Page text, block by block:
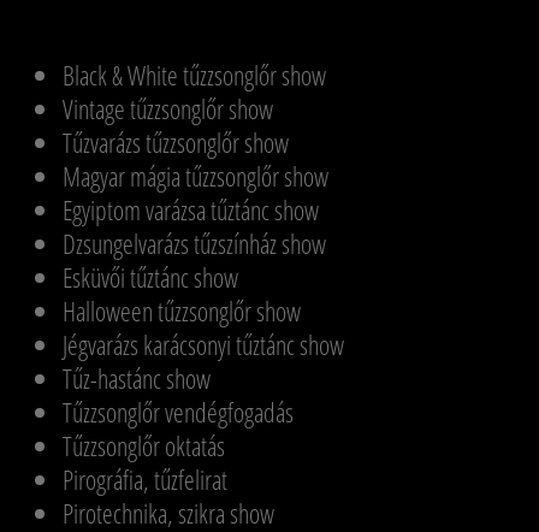
Black & White tűzzsonglőr show
Vintage tűzzsonglőr show
Tűzvarázs tűzzsonglőr show
Magyar mágia tűzzsonglőr show
Egyiptom varázsa tűztánc show
Dzsungelvarázs tűzszínház show
Esküvői tűztánc show
Halloween tűzzsonglőr show
Jégvarázs karácsonyi tűztánc show
Tűz-hastánc show
Tűzzsonglőr vendégfogadás
Tűzzsonglőr oktatás
Pirográfia, tűzfelirat
Pirotechnika, szikra show